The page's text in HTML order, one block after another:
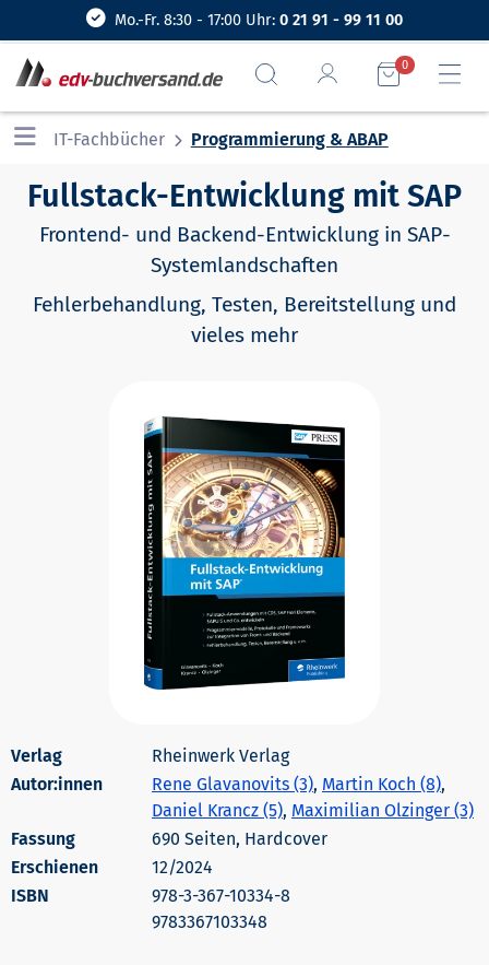
Mo.-Fr. 8:30 - 17:00 Uhr: 0 21 91 - 99 11 00
0
IT-Fachbücher Programmierung & ABAP
Fullstack-Entwicklung mit SAP
Frontend- und Backend-Entwicklung in SAP-
Systemlandschaften
Fehlerbehandlung, Testen, Bereitstellung und
vieles mehr
Rheinwerk Verlag
Autor:innen
Rene Glavanovits (3), Martin Koch (8),
Daniel Krancz (5), Maximilian Olzinger (3)
690 Seiten, Hardcover
Erschienen
12/2024
978-3-367-10334-8
9783367103348